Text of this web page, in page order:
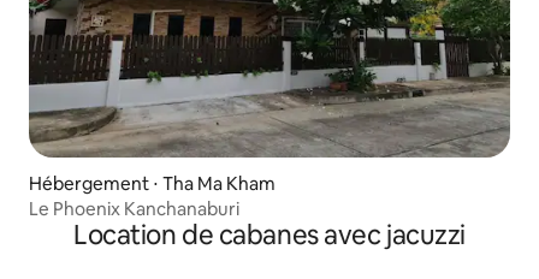
Hébergement ⋅ Tha Ma Kham
Le Phoenix Kanchanaburi
Location de cabanes avec jacuzzi